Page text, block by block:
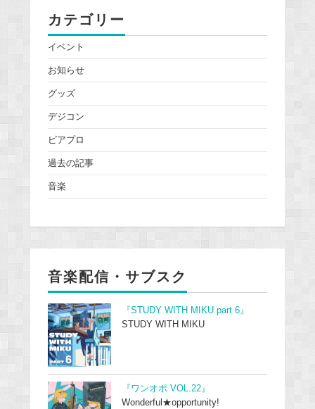
カテゴリー
イベント
お知らせ
グッズ
デジコン
ピアプロ
過去の記事
音楽
音楽配信・サブスク
『STUDY WITH MIKU part 6』
STUDY WITH MIKU
『ワンオポ VOL.22』
Wonderful★opportunity!